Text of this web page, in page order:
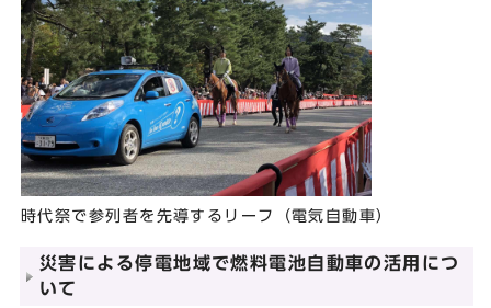
時代祭で参列者を先導するリーフ（電気自動車）
災害による停電地域で燃料電池自動車の活用につ
いて